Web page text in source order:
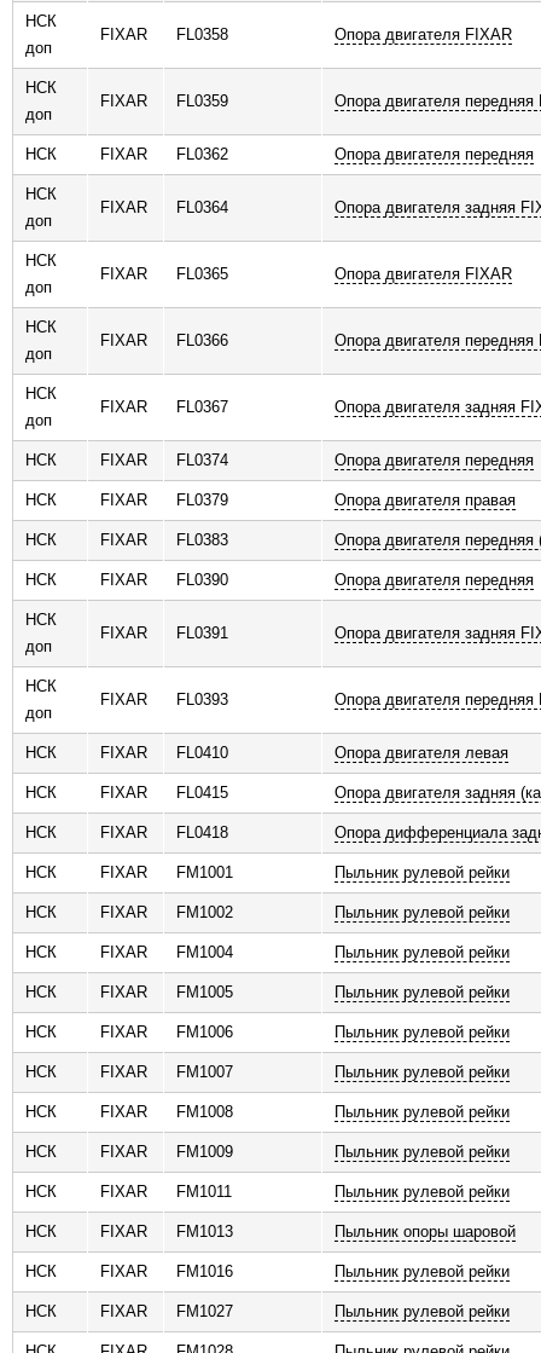
НСК
доп
FIXAR FL0358 Опора двигателя FIXAR
НСК
доп
FIXAR FL0359 Опора двигателя передняя
НСК FIXAR FL0362 Опора двигателя передняя
НСК
доп
FIXAR FL0364 Опора двигателя задняя
НСК
доп
FIXAR FL0365 Опора двигателя FIXAR
НСК
доп
FIXAR FL0366 Опора двигателя передняя
НСК
доп
FIXAR FL0367 Опора двигателя задняя
НСК FIXAR FL0374 Опора двигателя передняя
НСК FIXAR FL0379 Опора двигателя правая
НСК FIXAR FL0383 Опора двигателя передняя
НСК FIXAR FL0390 Опора двигателя передняя
НСК
доп
FIXAR FL0391 Опора двигателя задняя
НСК
доп
FIXAR FL0393 Опора двигателя передняя
НСК FIXAR FL0410 Опора двигателя левая
НСК FIXAR FL0415 Опора двигателя задняя
НСК FIXAR FL0418 Опора дифференциала
НСК FIXAR FM1001 Пыльник рулевой рейки
НСК FIXAR FM1002 Пыльник рулевой рейки
НСК FIXAR FM1004 Пыльник рулевой рейки
НСК FIXAR FM1005 Пыльник рулевой рейки
НСК FIXAR FM1006 Пыльник рулевой рейки
НСК FIXAR FM1007 Пыльник рулевой рейки
НСК FIXAR FM1008 Пыльник рулевой рейки
НСК FIXAR FM1009 Пыльник рулевой рейки
НСК FIXAR FM1011 Пыльник рулевой рейки
НСК FIXAR FM1013 Пыльник опоры шаровой
НСК FIXAR FM1016 Пыльник рулевой рейки
НСК FIXAR FM1027 Пыльник рулевой рейки